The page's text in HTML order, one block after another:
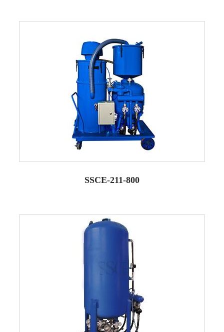
SSCE-211-800